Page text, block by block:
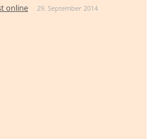
online 29. September 2014